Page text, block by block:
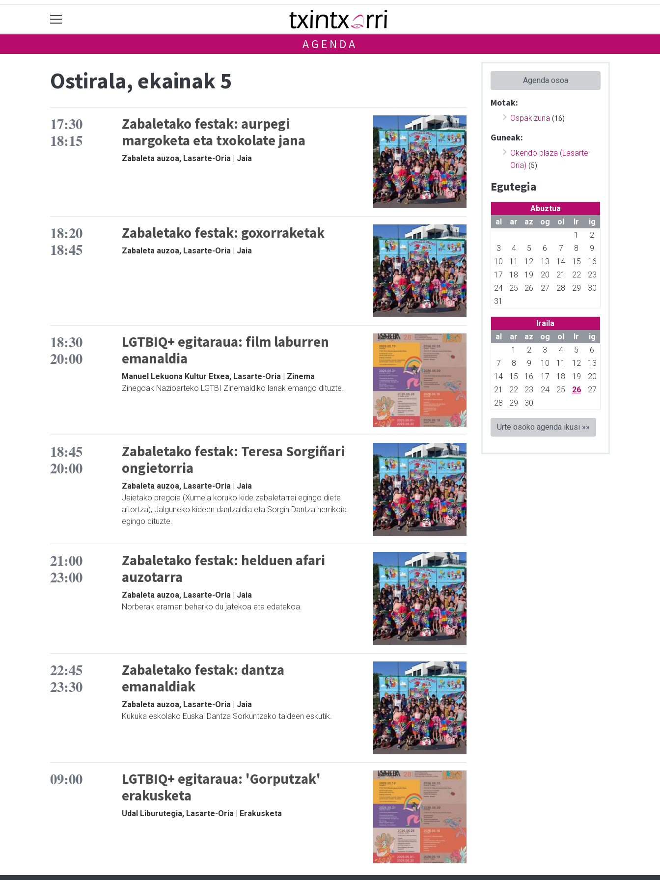
AGENDA
Ostirala, ekainak 5
17:30
18:15
Zabaletako festak: aurpegi
margoketa eta txokolate jana
Zabaleta auzoa, Lasarte-Oria | Jaia
18:20
18:45
Zabaletako festak: goxorraketak
Zabaleta auzoa, Lasarte-Oria | Jaia
18:30
20:00
LGTBIQ+ egitaraua: film laburren
emanaldia
Manuel Lekuona Kultur Etxea, Lasarte-Oria | Zinema
Zinegoak Nazioarteko LGTBI Zinemaldiko lanak emango dituzte.
18:45
20:00
Zabaletako festak: Teresa Sorgiñari
ongietorria
Zabaleta auzoa, Lasarte-Oria | Jaia
Jaietako pregoia (Xumela koruko kide zabaletarrei egingo diete
aitortza), Jalguneko kideen dantzaldia eta Sorgin Dantza herrikoia
egingo dituzte.
21:00
23:00
Zabaletako festak: helduen afari
auzotarra
Zabaleta auzoa, Lasarte-Oria | Jaia
Norberak eraman beharko du jatekoa eta edatekoa.
22:45
23:30
Zabaletako festak: dantza
emanaldiak
Zabaleta auzoa, Lasarte-Oria | Jaia
Kukuka eskolako Euskal Dantza Sorkuntzako taldeen eskutik.
09:00
LGTBIQ+ egitaraua: 'Gorputzak'
erakusketa
Udal Liburutegia, Lasarte-Oria | Erakusketa
Agenda osoa
Motak:
Ospakizuna (16)
Guneak:
Okendo plaza (Lasarte-
Oria) (5)
Egutegia
Abuztua
al
ar az og ol lr
ig
1
2
3
4 5 6 7 8
9
10
11 12 13 14 15
16
17
18 19 20 21 22
23
24
25 26 27 28 29
30
31
Iraila
al
ar az og ol lr
ig
1
2 3 4 5
6
7
8 9 10 11 12
13
14
15 16 17 18 19
20
21
22 23 24 25 26
27
28
29 30
Urte osoko agenda ikusi »»